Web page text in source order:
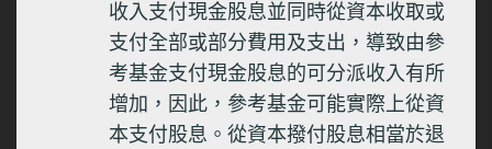
收入支付現金股息並同時從資本收取或
支付全部或部分費用及支出，導致由參
考基金支付現金股息的可分派收入有所
增加，因此，參考基金可能實際上從資
本支付股息。從資本撥付股息相當於退
2026 年 8月7 日
NA 代表不適用
Δ 參考基金的表現是由參考基金的成立日期起至該年年底計